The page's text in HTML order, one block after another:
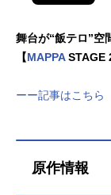
舞台が“飯テロ”
【MAPPASTAGE
ーー記事はこちら
原作情報